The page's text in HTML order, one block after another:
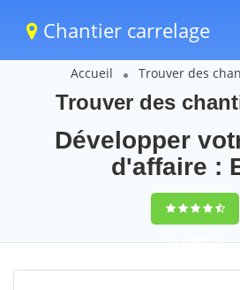
Chantier carrelage
Accueil Trouver des
Trouver des
Développer
d'affaire :
9,5(100%)56
votes